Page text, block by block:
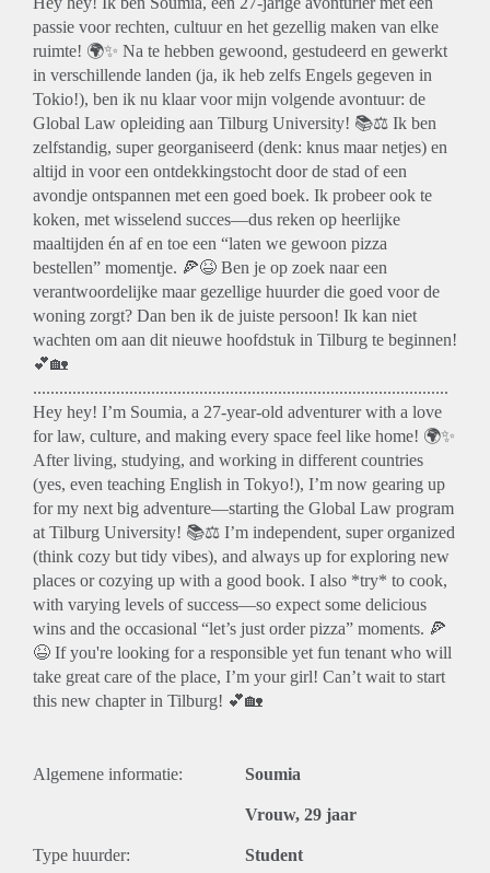
passie voor rechten, cultuur en het gezellig maken van elke
ruimte! 🌍✨ Na te hebben gewoond, gestudeerd en gewerkt
in verschillende landen (ja, ik heb zelfs Engels gegeven in
Tokio!), ben ik nu klaar voor mijn volgende avontuur: de
Global Law opleiding aan Tilburg University! 📚⚖️ Ik ben
zelfstandig, super georganiseerd (denk: knus maar netjes) en
altijd in voor een ontdekkingstocht door de stad of een
avondje ontspannen met een goed boek. Ik probeer ook te
koken, met wisselend succes—dus reken op heerlijke
maaltijden én af en toe een “laten we gewoon pizza
bestellen” momentje. 🍕😆 Ben je op zoek naar een
verantwoordelijke maar gezellige huurder die goed voor de
woning zorgt? Dan ben ik de juiste persoon! Ik kan niet
wachten om aan dit nieuwe hoofdstuk in Tilburg te beginnen!
💕🏡
...............................................................................................
Hey hey! I’m Soumia, a 27-year-old adventurer with a love
for law, culture, and making every space feel like home! 🌍✨
After living, studying, and working in different countries
(yes, even teaching English in Tokyo!), I’m now gearing up
for my next big adventure—starting the Global Law program
at Tilburg University! 📚⚖️ I’m independent, super organized
(think cozy but tidy vibes), and always up for exploring new
places or cozying up with a good book. I also *try* to cook,
with varying levels of success—so expect some delicious
wins and the occasional “let’s just order pizza” moments. 🍕
😆 If you're looking for a responsible yet fun tenant who will
take great care of the place, I’m your girl! Can’t wait to start
this new chapter in Tilburg! 💕🏡
Algemene informatie: Soumia
Vrouw, 29 jaar
Type huurder: Student